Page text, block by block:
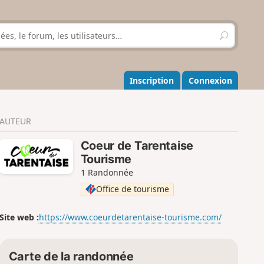
R
e
h
e
r
r
Inscription Connexion
AUTEUR
Coeur de Tarentaise
Tourisme
1 Randonnée
Office de tourisme
Site web :https://www.coeurdetarentaise-tourisme.com/
Carte de la randonnée